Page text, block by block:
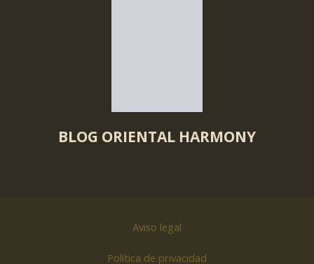
BLOG ORIENTAL HARMONY
Aviso legal
Política de privacidad